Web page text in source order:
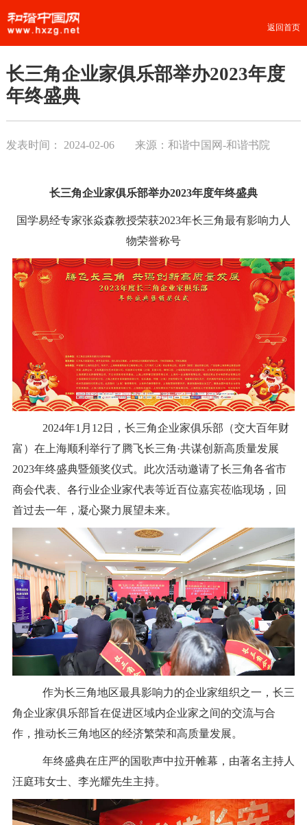
返回首页
长三角企业家俱乐部举办2023年度
年终盛典
发表时间： 2024-02-06 来源：和谐中国网-和谐书院
长三角企业家俱乐部举办2023年度年终盛典
国学易经专家张焱森教授荣获2023年长三角最有影响力人
物荣誉称号
2024年1月12日，长三角企业家俱乐部（交大百年财
富）在上海顺利举行了腾飞长三角·共谋创新高质量发展
2023年终盛典暨颁奖仪式。此次活动邀请了长三角各省市
商会代表、各行业企业家代表等近百位嘉宾莅临现场，回
首过去一年，凝心聚力展望未来。
作为长三角地区最具影响力的企业家组织之一，长三
角企业家俱乐部旨在促进区域内企业家之间的交流与合
作，推动长三角地区的经济繁荣和高质量发展。
年终盛典在庄严的国歌声中拉开帷幕，由著名主持人
汪庭玮女士、李光耀先生主持。